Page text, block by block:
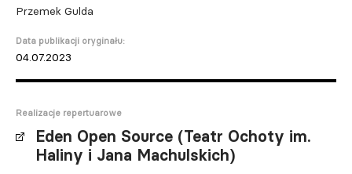
Przemek Gulda
Data publikacji oryginału:
04.07.2023
Realizacje repertuarowe
Eden Open Source (Teatr Ochoty im.
Haliny i Jana Machulskich)